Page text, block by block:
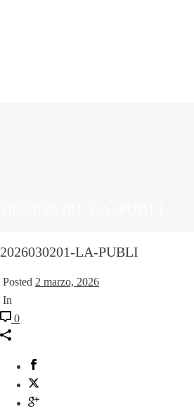
2026030201-LA-PUBLI
Posted 2 marzo, 2026
In
0